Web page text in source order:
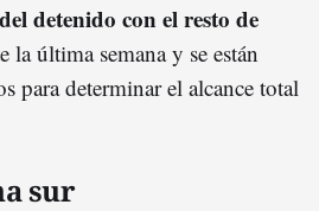
detenido con el resto de
la última semana y se están
para determinar el alcance total
sur